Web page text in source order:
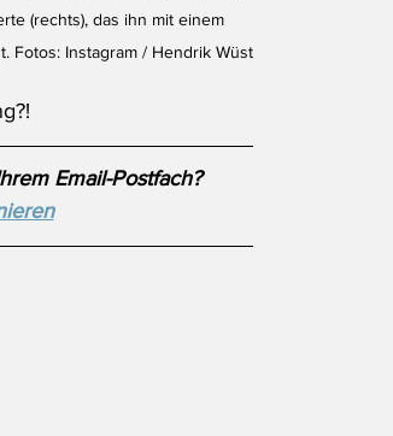
(rechts), das ihn mit einem
Fotos: Instagram / Hendrik Wüst
Email-Postfach?